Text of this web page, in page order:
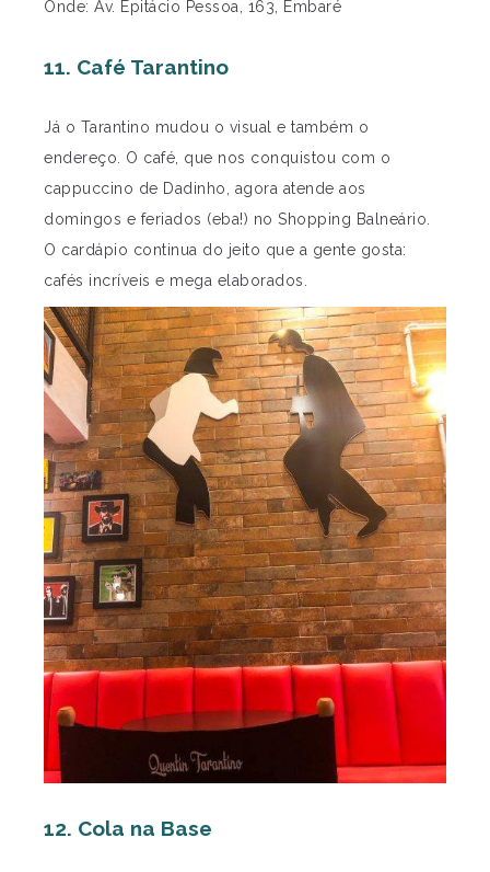
Onde: Av. Epitácio Pessoa, 163, Embaré
11. Café Tarantino
Já o Tarantino mudou o visual e também o
endereço. O café, que nos conquistou com o
cappuccino de Dadinho, agora atende aos
domingos e feriados (eba!) no Shopping Balneário.
O cardápio continua do jeito que a gente gosta:
cafés incríveis e mega elaborados.
12. Cola na Base